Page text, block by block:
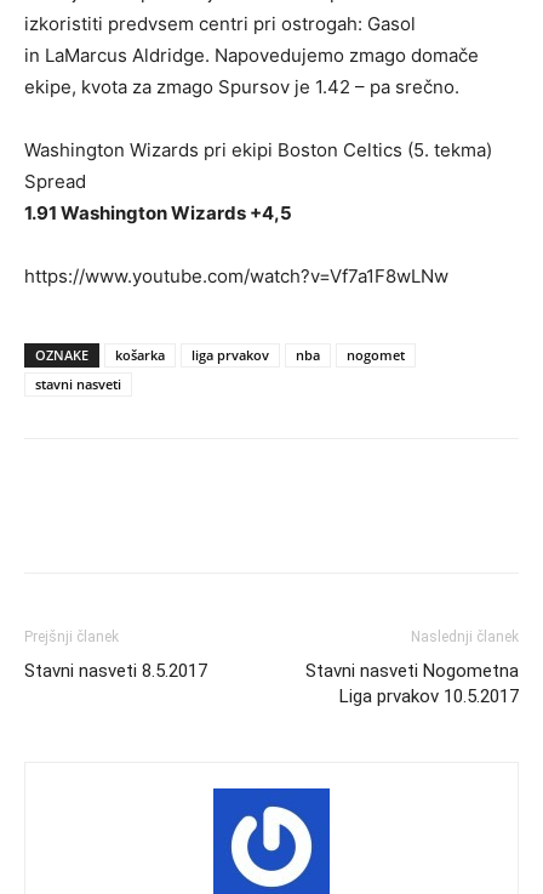
izkoristiti predvsem centri pri ostrogah: Gasol
in LaMarcus Aldridge. Napovedujemo zmago domače
ekipe, kvota za zmago Spursov je 1.42 – pa srečno.
Washington Wizards pri ekipi Boston Celtics (5. tekma)
Spread
1.91 Washington Wizards +4,5
https://www.youtube.com/watch?v=Vf7a1F8wLNw
OZNAKE košarka liga prvakov nba
nogomet
stavni nasveti
Prejšnji članek
Stavni nasveti 8.5.2017
Naslednji članek
Stavni nasveti Nogometna
Liga prvakov 10.5.2017